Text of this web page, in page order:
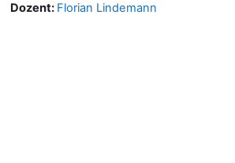
Dozent: Florian Lindemann